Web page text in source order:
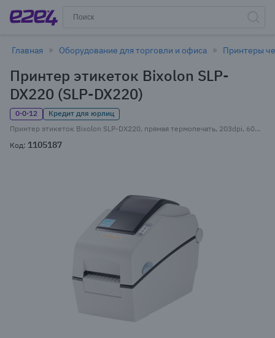
Главная Оборудование для торговли и офиса Принтеры
Принтер этикеток Bixolon SLP-
DX220 (SLP-DX220)
0·0·12
Кредит для юрлиц
Принтер этикеток Bixolon SLP-DX220, прямая термопечать, 203dpi, 60мм, COM, LAN, USB (SLP-DX220)
Код: 1105187